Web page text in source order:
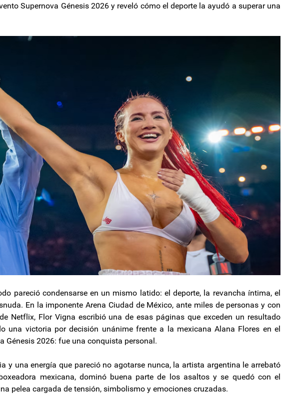
Supernova Génesis 2026 y reveló cómo el deporte la ayudó a superar una
pareció condensarse en un mismo latido: el deporte, la revancha íntima, el
En la imponente Arena Ciudad de México, ante miles de personas y con
Netflix, Flor Vigna escribió una de esas páginas que exceden un resultado
una victoria por decisión unánime frente a la mexicana Alana Flores en el
Génesis 2026: fue una conquista personal.
y una energía que pareció no agotarse nunca, la artista argentina le arrebató
mexicana, dominó buena parte de los asaltos y se quedó con el
pelea cargada de tensión, simbolismo y emociones cruzadas.